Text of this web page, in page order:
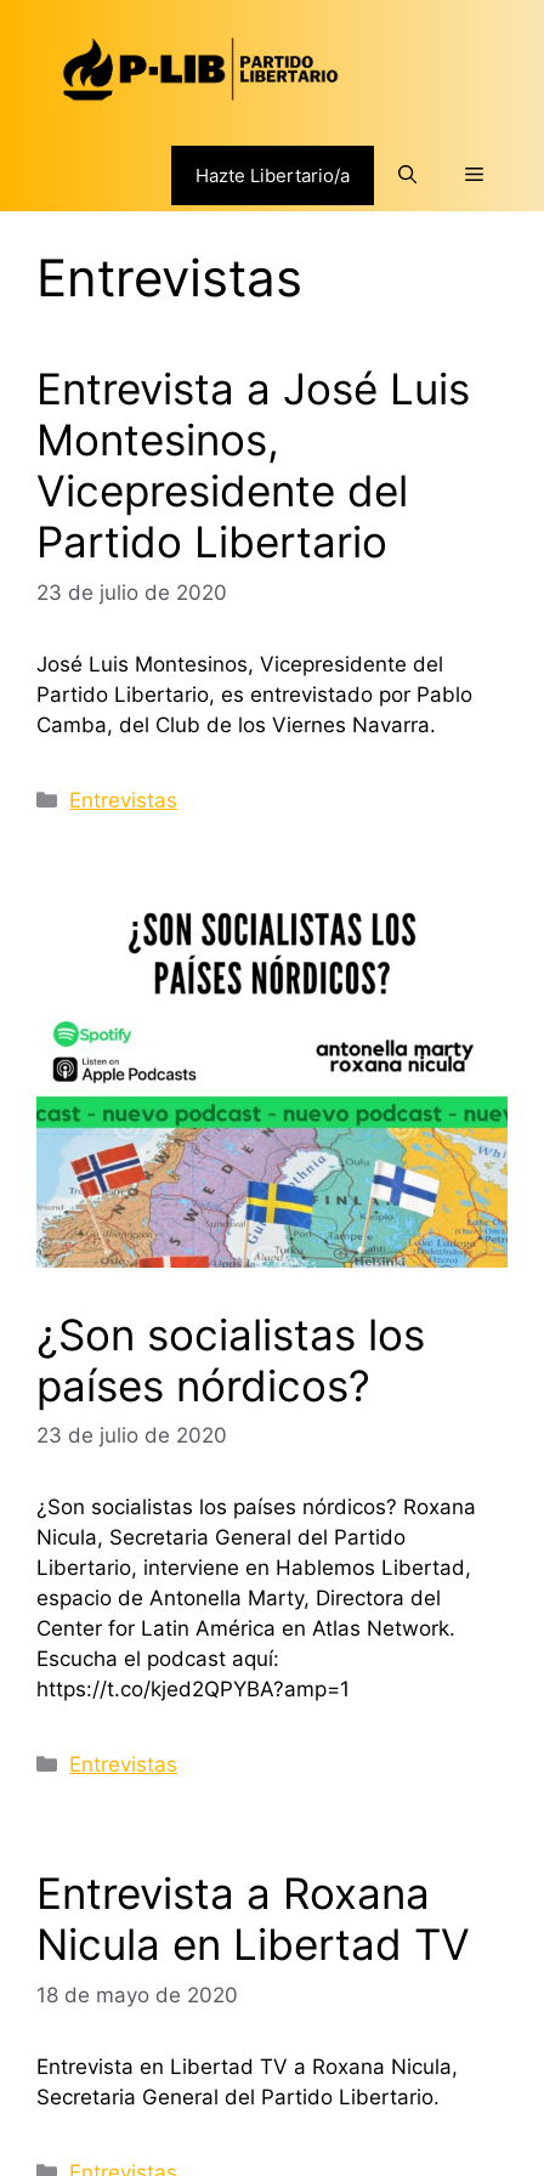
contenido
Hazte Libertario/a Menú
Entrevistas
Entrevista a José Luis
Montesinos,
Vicepresidente del
Partido Libertario
23 de julio de 2020
José Luis Montesinos, Vicepresidente del
Partido Libertario, es entrevistado por Pablo
Camba, del Club de los Viernes Navarra.
Categorías
Entrevistas
¿Son socialistas los
países nórdicos?
23 de julio de 2020
¿Son socialistas los países nórdicos? Roxana
Nicula, Secretaria General del Partido
Libertario, interviene en Hablemos Libertad,
espacio de Antonella Marty, Directora del
Center for Latin América en Atlas Network.
Escucha el podcast aquí:
https://t.co/kjed2QPYBA?amp=1
Categorías
Entrevistas
Entrevista a Roxana
Nicula en Libertad TV
18 de mayo de 2020
Entrevista en Libertad TV a Roxana Nicula,
Secretaria General del Partido Libertario.
Categorías